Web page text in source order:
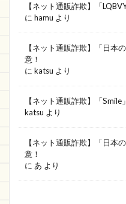
東急ネットスーパー
Yorkstore
超
シャンプー
mbk
激安店
Toridory
ブライトアイ
セー
セーファーインタネッ
トータルファクトリー
【ネット通販詐欺】「
に hamu より
【ネット通販詐欺】「日本
意！
に katsu より
【ネット通販詐欺】「
katsu より
【ネット通販詐欺】「日本
意！
に あ より